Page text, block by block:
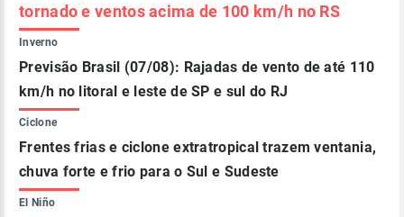
tornado e ventos acima de 100 km/h no RS
Inverno
Previsão Brasil (07/08): Rajadas de vento de até 110
km/h no litoral e leste de SP e sul do RJ
Ciclone
Frentes frias e ciclone extratropical trazem ventania,
chuva forte e frio para o Sul e Sudeste
El Niño